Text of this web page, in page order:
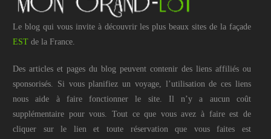
Le blog qui vous invite à découvrir les plus beaux sites de la façade
EST de la France.
Des articles et pages du blog peuvent contenir des liens affiliés ou
sponsorisés. Si vous planifiez un voyage, l’utilisation de ces liens
nous aide à faire fonctionner le site. Il n’y a aucun coût
supplémentaire pour vous. Tout ce que vous avez à faire est de
cliquer sur le lien et toute réservation que vous faites est